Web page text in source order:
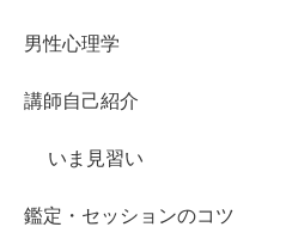
男性心理学
講師自己紹介
いま見習い
鑑定・セッションのコツ